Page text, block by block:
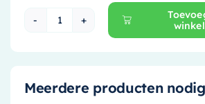
Mondiaz Waskom Binx -
Meerdere producten